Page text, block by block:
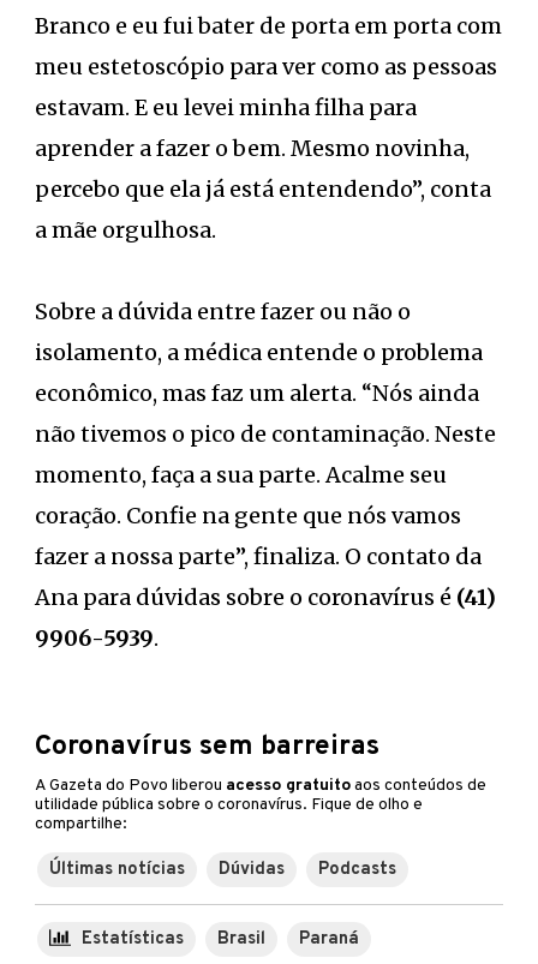
Branco e eu fui bater de porta em porta com
meu estetoscópio para ver como as pessoas
estavam. E eu levei minha filha para
aprender a fazer o bem. Mesmo novinha,
percebo que ela já está entendendo”, conta
a mãe orgulhosa.
Sobre a dúvida entre fazer ou não o
isolamento, a médica entende o problema
econômico, mas faz um alerta. “Nós ainda
não tivemos o pico de contaminação. Neste
momento, faça a sua parte. Acalme seu
coração. Confie na gente que nós vamos
fazer a nossa parte”, finaliza. O contato da
Ana para dúvidas sobre o coronavírus é (41)
9906-5939.
Coronavírus sem barreiras
A Gazeta do Povo liberou acesso gratuitoaos conteúdos de
utilidade pública sobre o coronavírus. Fique de olho e
compartilhe:
Últimas notícias Dúvidas Podcasts
Estatísticas Brasil Paraná